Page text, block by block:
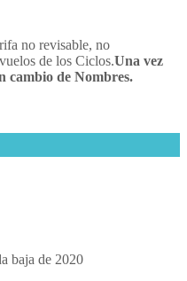
no revisable, no
de los Ciclos.Una vez
cambio de Nombres.
baja de 2020